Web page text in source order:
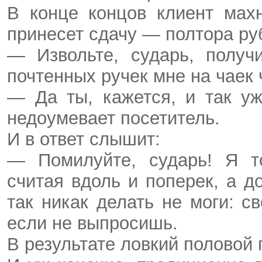
В конце концов клиент
принесет сдачу — полтора
— Извольте, сударь,
почтенных ру­чек мне на чаек
— Да ты, кажется, и так
недоумевает посетитель.
И в ответ слышит:
— Помилуйте, сударь! Я
считая вдоль и поперек, а
так никак делать не моги:
если не выпросишь.
В результате ловкий